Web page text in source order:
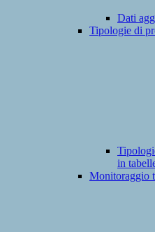
Dati
Tipologie di
in
Monitoraggio